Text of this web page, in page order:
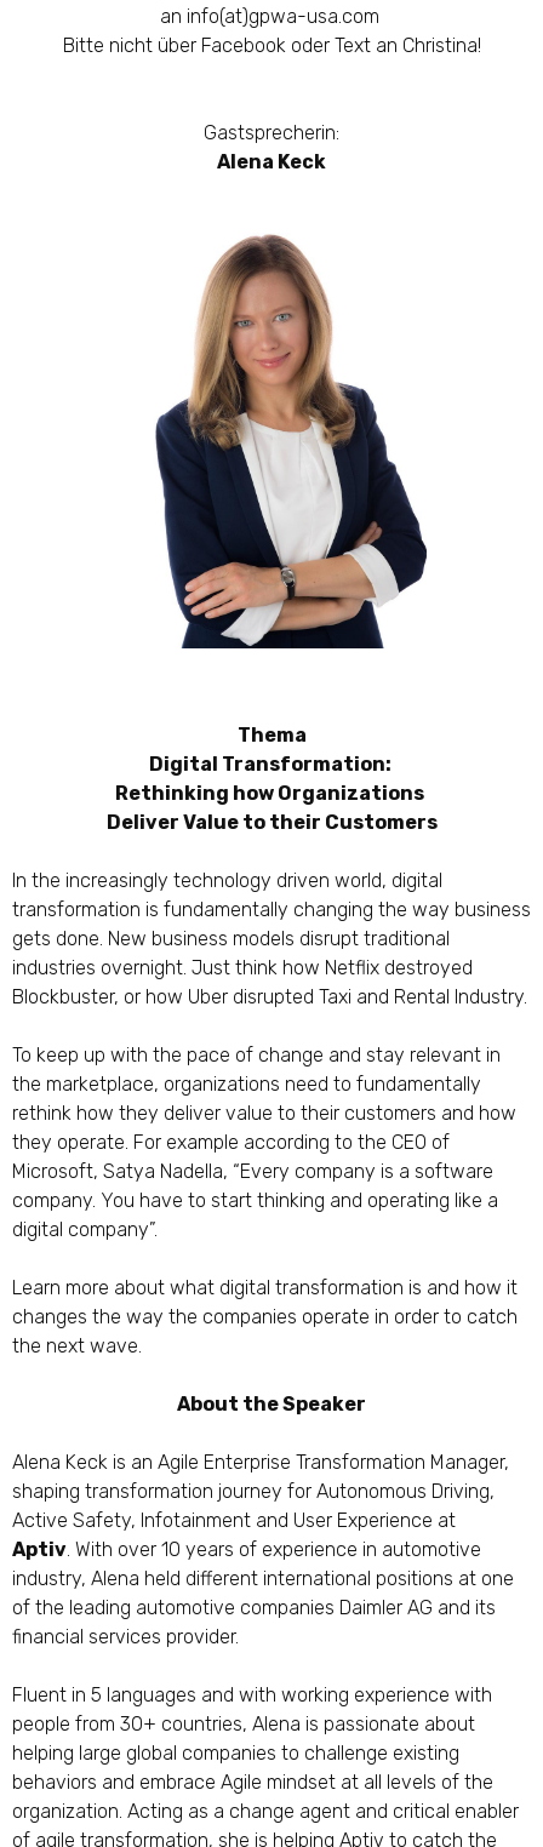
an info(at)gpwa-usa.com
Bitte nicht über Facebook oder Text an Christina!
Gastsprecherin:
Alena Keck
Thema
Digital Transformation:
Rethinking how Organizations
Deliver Value to their Customers
In the increasingly technology driven world, digital
transformation is fundamentally changing the way business
gets done. New business models disrupt traditional
industries overnight. Just think how Netflix destroyed
Blockbuster, or how Uber disrupted Taxi and Rental Industry.
To keep up with the pace of change and stay relevant in
the marketplace, organizations need to fundamentally
rethink how they deliver value to their customers and how
they operate. For example according to the CEO of
Microsoft, Satya Nadella, “Every company is a software
company. You have to start thinking and operating like a
digital company”.
Learn more about what digital transformation is and how it
changes the way the companies operate in order to catch
the next wave.
About the Speaker
Alena Keck is an Agile Enterprise Transformation Manager,
shaping transformation journey for Autonomous Driving,
Active Safety, Infotainment and User Experience at
Aptiv . With over 10 years of experience in automotive
industry, Alena held different international positions at one
of the leading automotive companies Daimler AG and its
financial services provider.
Fluent in 5 languages and with working experience with
people from 30+ countries, Alena is passionate about
helping large global companies to challenge existing
behaviors and embrace Agile mindset at all levels of the
organization. Acting as a change agent and critical enabler
of agile transformation, she is helping Aptiv to catch the